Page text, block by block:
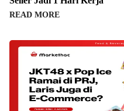
READ MORE